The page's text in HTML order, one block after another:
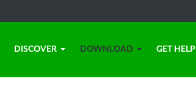
DISCOVER DOWNLOAD GET HELP